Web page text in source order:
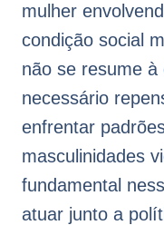
mulher
condição social
não se resume à
necessário
enfrentar
masculinidades
fundamental
atuar junto a